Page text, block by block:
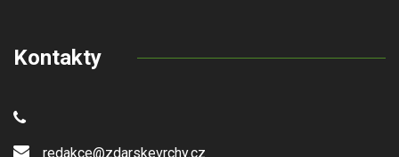
Kontakty
redakce@zdarskevrchy.cz